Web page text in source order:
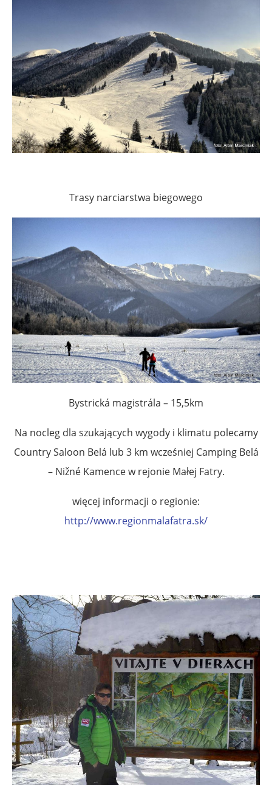
Trasy narciarstwa biegowego
Bystrická magistrála – 15,5km
Na nocleg dla szukających wygody i klimatu polecamy
Country Saloon Belá lub 3 km wcześniej Camping Belá
– Nižné Kamence w rejonie Małej Fatry.
więcej informacji o regionie:
http://www.regionmalafatra.sk/